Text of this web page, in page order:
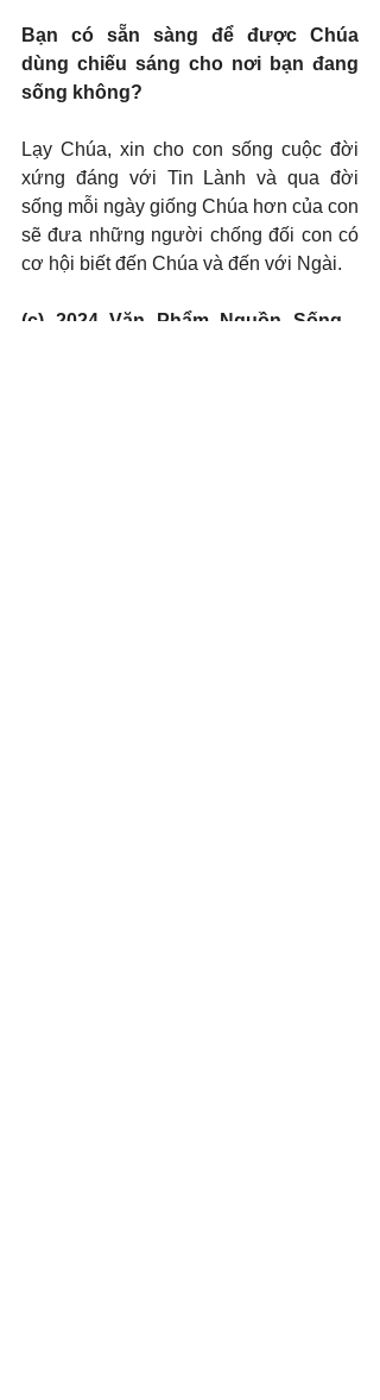
Bạn có sẵn sàng để được Chúa
dùng chiếu sáng cho nơi bạn đang
sống không?
Lạy Chúa, xin cho con sống cuộc đời
xứng đáng với Tin Lành và qua đời
sống mỗi ngày giống Chúa hơn của con
sẽ đưa những người chống đối con có
cơ hội biết đến Chúa và đến với Ngài.
(c) 2024 Văn Phẩm Nguồn Sống -